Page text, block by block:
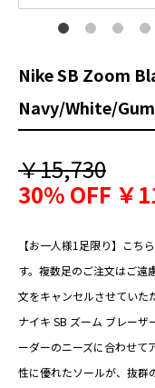
Nike SB Zoom
Navy/White/Gum
￥15,730
30% OFF ￥
【お一人様1足限り】こち
す。複数足のご注文はご遠
文をキャンセルさせていた
ナイキ SB ズーム ブレーザ
ーダーのニーズに合わせて
性に優れたソールが、抜群